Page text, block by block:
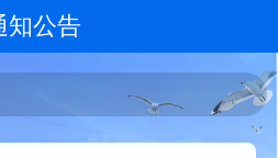
知公告